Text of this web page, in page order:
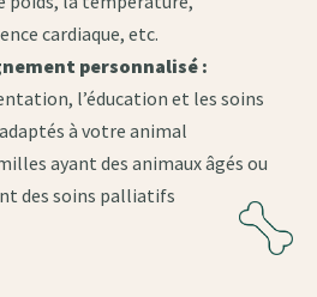
cardiaque, etc.
personnalisé :
l’éducation et les soins
à votre animal
ayant des animaux âgés ou
des soins palliatifs